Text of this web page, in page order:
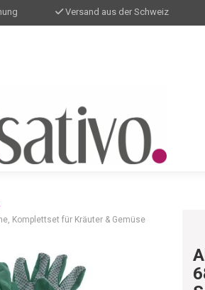
Versand aus der Schweiz
Komplettset für Kräuter & Gemüse